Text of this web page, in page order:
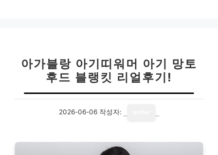
아가블랑 아기띠워머 아기 망토
후드 블랭킷 리얼후기!
2026-06-06 작성자: